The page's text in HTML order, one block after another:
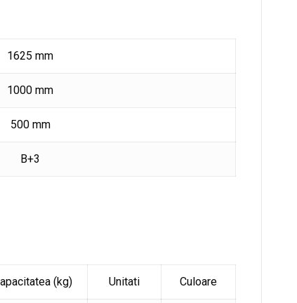
1625 mm
1000 mm
500 mm
B+3
(kg) Unitati Culoare